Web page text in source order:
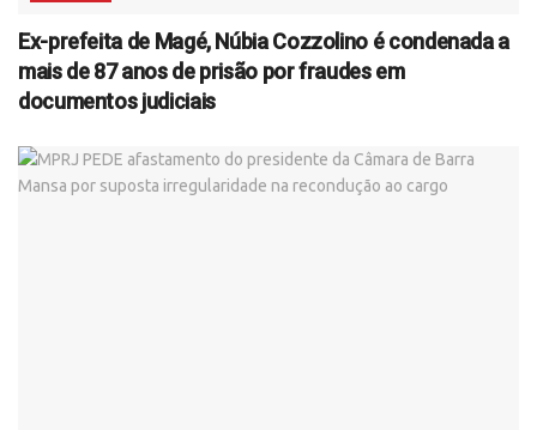
Ex-prefeita de Magé, Núbia Cozzolino é condenada a
mais de 87 anos de prisão por fraudes em
documentos judiciais